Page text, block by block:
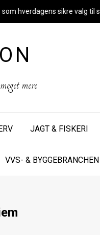
hverdagens sikre valg til stil
mere
JAGT & FISKERI
VVS- & BYGGEBRANCHEN